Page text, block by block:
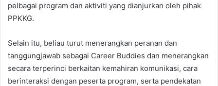
pelbagai program dan aktiviti yang dianjurkan oleh pihak
PPKKG.
Selain itu, beliau turut menerangkan peranan dan
tanggungjawab sebagai Career Buddies dan menerangkan
secara terperinci berkaitan kemahiran komunikasi, cara
berinteraksi dengan peserta program, serta pendekatan